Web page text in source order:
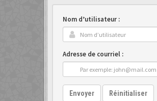
Nom d’utilisateur :
Adresse de courriel :
Envoyer Réinitialiser